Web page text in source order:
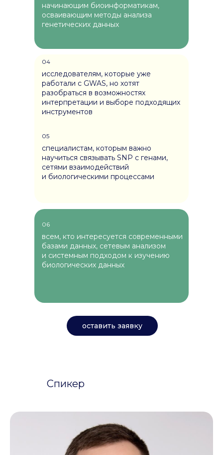
05
специалистам, которым важно
научиться связывать SNP с генами,
сетями взаимодействий
и биологическими процессами
оставить заявку
начинающим биоинформатикам,
осваивающим методы анализа
генетических данных
06
всем, кто интересуется современными
базами данных, сетевым анализом
и системным подходом к изучению
биологических данных
04
исследователям, которые уже
работали с GWAS, но хотят
разобраться в возможностях
интерпретации и выборе подходящих
инструментов
Спикер